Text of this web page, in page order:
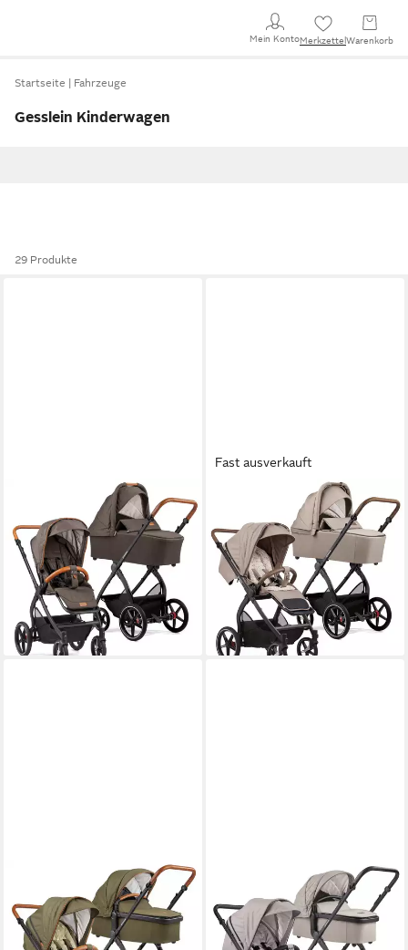
Mein KontoMerkzettel Warenkorb
Startseite Fahrzeuge
Gesslein Kinderwagen
29 Produkte
Kombi-Kinderwagen Gesslein
FX4 Style Kinderwagen Set
mit Babywanne mokka
490490
745,00 €
21,63 €mtl. in 48 Raten
lieferbar - in 2-3 Werktagen bei dir
Fast ausverkauft
Kombi-Kinderwagen Gesslein
FX4 Swing 2in1 Kinderwagen-
Set inkl. Babywanne Lyx
38138
899,90 €
26,13 €mtl. in 48 Raten
lieferbar - in 2-3 Werktagen bei dir
Kombi-Kinderwagen Gesslein
FX4 Swing 2in1 Kinderwagen-
Set inkl. Babywanne
Kombi-Kinderwagen Gesslein
FX4 Swing 2in1 Kinderwagen-
Set inkl. Babywanne